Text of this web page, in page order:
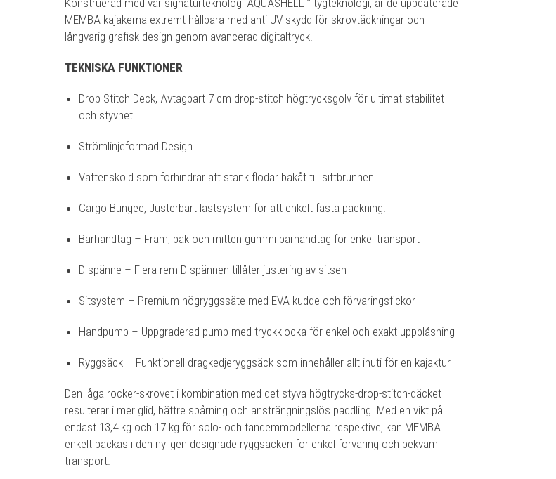
Konstruerad med vår signaturteknologi AQUASHELL™ tygteknologi, är de uppdaterade
MEMBA-kajakerna extremt hållbara med anti-UV-skydd för skrovtäckningar och
långvarig grafisk design genom avancerad digitaltryck.
TEKNISKA FUNKTIONER
Drop Stitch Deck, Avtagbart 7 cm drop-stitch högtrycksgolv för ultimat stabilitet
och styvhet.
Strömlinjeformad Design
Vattensköld som förhindrar att stänk flödar bakåt till sittbrunnen
Cargo Bungee, Justerbart lastsystem för att enkelt fästa packning.
Bärhandtag – Fram, bak och mitten gummi bärhandtag för enkel transport
D-spänne – Flera rem D-spännen tillåter justering av sitsen
Sitsystem – Premium högryggssäte med EVA-kudde och förvaringsfickor
Handpump – Uppgraderad pump med tryckklocka för enkel och exakt uppblåsning
Ryggsäck – Funktionell dragkedjeryggsäck som innehåller allt inuti för en kajaktur
Den låga rocker-skrovet i kombination med det styva högtrycks-drop-stitch-däcket
resulterar i mer glid, bättre spårning och ansträngningslös paddling. Med en vikt på
endast 13,4 kg och 17 kg för solo- och tandemmodellerna respektive, kan MEMBA
enkelt packas i den nyligen designade ryggsäcken för enkel förvaring och bekväm
transport.